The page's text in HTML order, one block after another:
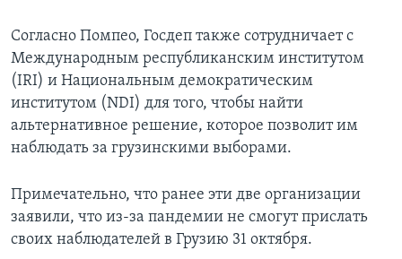
Согласно Помпео, Госдеп также сотрудничает с
Международным республиканским институтом
(IRI) и Национальным демократическим
институтом (NDI) для того, чтобы найти
альтернативное решение, которое позволит им
наблюдать за грузинскими выборами.
Примечательно, что ранее эти две организации
заявили, что из-за пандемии не смогут прислать
своих наблюдателей в Грузию 31 октября.